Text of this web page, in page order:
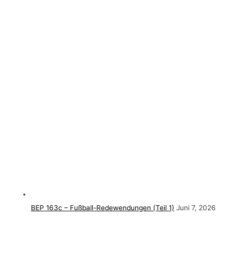
BEP 163c – Fußball-Redewendungen (Teil 1) Juni 7, 2026